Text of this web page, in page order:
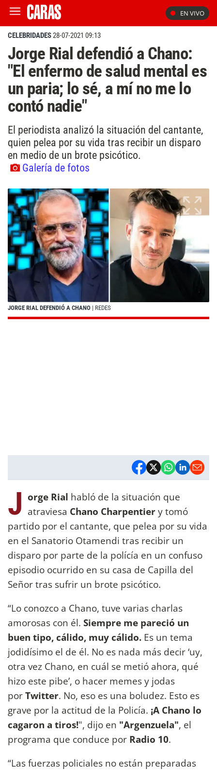
EN VIVO
CELEBRIDADES28-07-2021 09:13
Jorge Rial defendió a Chano:
"El enfermo de salud mental es
un paria; lo sé, a mí no me lo
contó nadie"
El periodista analizó la situación del cantante,
quien pelea por su vida tras recibir un disparo
en medio de un brote psicótico.
Galería de fotos
JORGE RIAL DEFENDIÓ A CHANO | REDES
J orge Rial habló de la situación que
atraviesa Chano Charpentiery tomó
partido por el cantante, que pelea por su vida
en el Sanatorio Otamendi tras recibir un
disparo por parte de la polícía en un confuso
episodio ocurrido en su casa de Capilla del
Señor tras sufrir un brote psicótico.
“Lo conozco a Chano, tuve varias charlas
amorosas con él. Siempre me pareció un
buen tipo, cálido, muy cálido. Es un tema
jodidísimo el de él. No es nada más decir ‘uy,
otra vez Chano, en cuál se metió ahora, qué
hizo este pibe’, o hacer memes y jodas
porTwitter. No, eso es una boludez. Esto es
grave por la actitud de la Policía. ¡A Chano lo
cagaron a tiros!", dijo en "Argenzuela", el
programa que conduce por Radio 10.
“Las fuerzas policiales no están preparadas